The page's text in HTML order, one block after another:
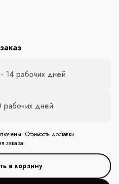
14 рабочих дней
дней
Стоимость доставки
заказа.